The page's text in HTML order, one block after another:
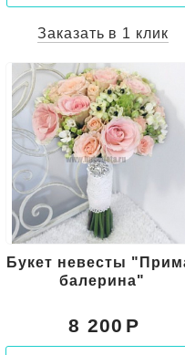
Заказать в 1 клик
Букет невесты
балерина"
8 200